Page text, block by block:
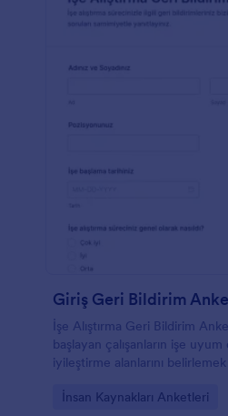
Giriş Geri Bildirim
İşe Alıştırma Geri Bildirim
başlayan çalışanların işe
iyileştirme alanlarını
Go to Category:
İnsan Kaynakları Anketleri